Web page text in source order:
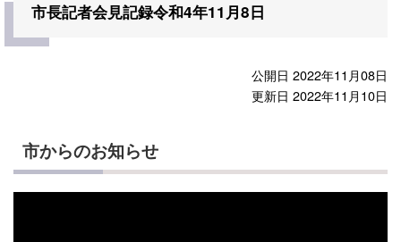
市長記者会見記録令和4年11月8日
公開日 2022年11月08日
更新日 2022年11月10日
市からのお知らせ